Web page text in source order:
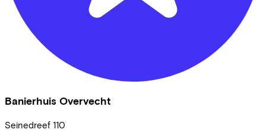
Banierhuis Overvecht
Seinedreef 110